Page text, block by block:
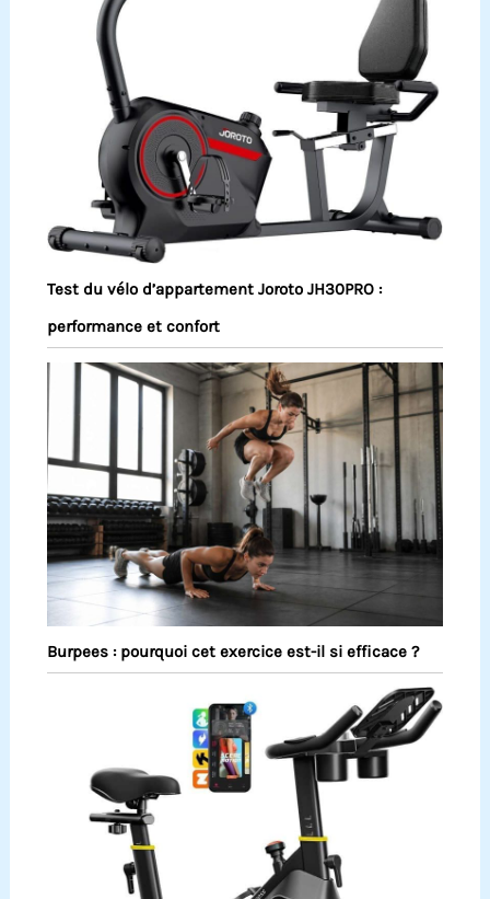
Test du vélo d’appartement Joroto JH30PRO :
performance et confort
Burpees : pourquoi cet exercice est-il si efficace ?